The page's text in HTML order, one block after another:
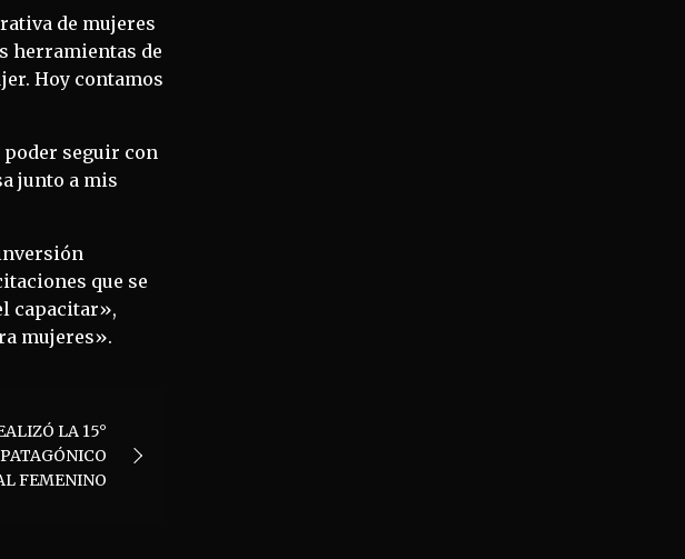
de mujeres
herramientas de
Hoy contamos
seguir con
junto a mis
que se
capacitar»,
mujeres».
LA 15°
FEMENINO